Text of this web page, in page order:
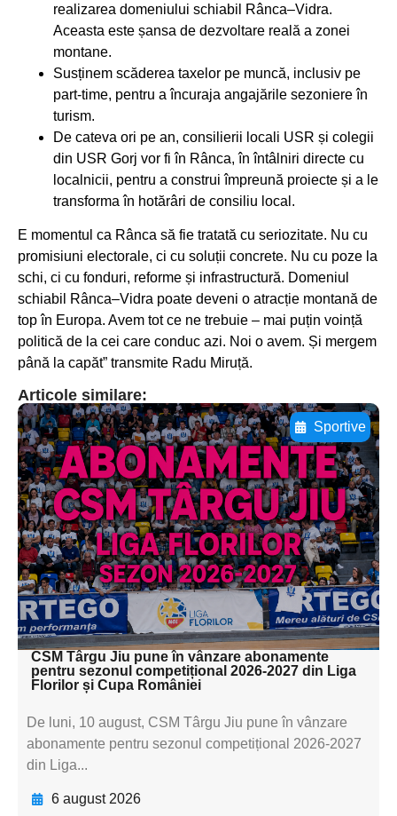
realizarea domeniului schiabil Rânca–Vidra.
Aceasta este șansa de dezvoltare reală a zonei
montane.
Susținem scăderea taxelor pe muncă, inclusiv pe
part-time, pentru a încuraja angajările sezoniere în
turism.
De cateva ori pe an, consilierii locali USR și colegii
din USR Gorj vor fi în Rânca, în întâlniri directe cu
localnicii, pentru a construi împreună proiecte și a le
transforma în hotărâri de consiliu local.
E momentul ca Rânca să fie tratată cu seriozitate. Nu cu
promisiuni electorale, ci cu soluții concrete. Nu cu poze la
schi, ci cu fonduri, reforme și infrastructură. Domeniul
schiabil Rânca–Vidra poate deveni o atracție montană de
top în Europa. Avem tot ce ne trebuie – mai puțin voință
politică de la cei care conduc azi. Noi o avem. Și mergem
până la capăt” transmite Radu Miruță.
Articole similare:
Sportive
Adaugă aici textul pentru
subtitluAdaugă aici
textul pentru
subtitluAdaugă aici
textul pentru
subtitluAdaugă aici
textul pentru subti
CSM Târgu Jiu pune în vânzare abonamente
pentru sezonul competițional 2026-2027 din Liga
Florilor și Cupa României
De luni, 10 august, CSM Târgu Jiu pune în vânzare
abonamente pentru sezonul competițional 2026-2027
din Liga...
6 august 2026